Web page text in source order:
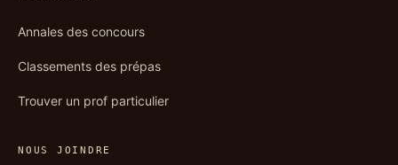
Annales des concours
Classements des prépas
Trouver un prof particulier
NOUS JOINDRE